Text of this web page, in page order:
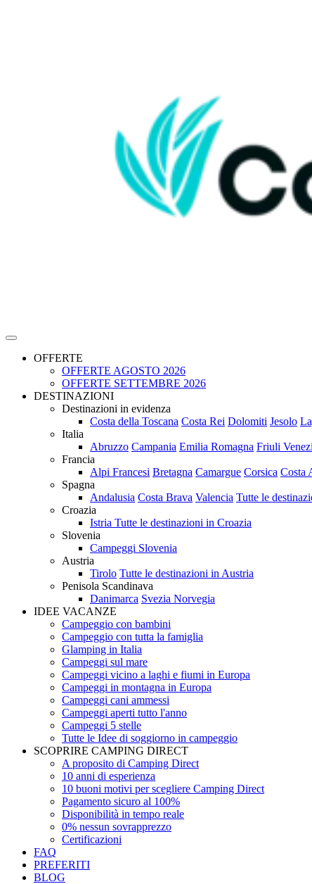
OFFERTE
OFFERTE AGOSTO 2026
OFFERTE SETTEMBRE 2026
DESTINAZIONI
Destinazioni in evidenza
Costa della Toscana Costa Rei Dolomiti Jesolo
Italia
Abruzzo Campania Emilia Romagna Friuli
Francia
Alpi Francesi Bretagna Camargue Corsica Costa
Spagna
Andalusia Costa Brava Valencia Tutte le
Croazia
Istria Tutte le destinazioni in Croazia
Slovenia
Campeggi Slovenia
Austria
Tirolo Tutte le destinazioni in Austria
Penisola Scandinava
Danimarca Svezia Norvegia
IDEE VACANZE
Campeggio con bambini
Campeggio con tutta la famiglia
Glamping in Italia
Campeggi sul mare
Campeggi vicino a laghi e fiumi in Europa
Campeggi in montagna in Europa
Campeggi cani ammessi
Campeggi aperti tutto l'anno
Campeggi 5 stelle
Tutte le Idee di soggiorno in campeggio
SCOPRIRE CAMPING DIRECT
A proposito di Camping Direct
10 anni di esperienza
10 buoni motivi per scegliere Camping Direct
Pagamento sicuro al 100%
Disponibilità in tempo reale
0% nessun sovrapprezzo
Certificazioni
FAQ
PREFERITI
BLOG